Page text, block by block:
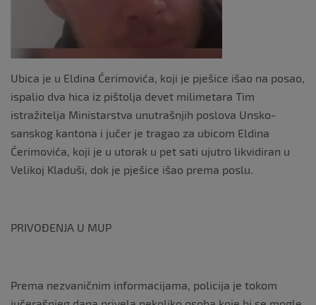
Ubica je u Eldina Ćerimovića, koji je pješice išao na posao,
ispalio dva hica iz pištolja devet milimetara Tim
istražitelja Ministarstva unutrašnjih poslova Unsko-
sanskog kantona i jučer je tragao za ubicom Eldina
Ćerimovića, koji je u utorak u pet sati ujutro likvidiran u
Velikoj Kladuši, dok je pješice išao prema poslu.
PRIVOĐENJA U MUP
Prema nezvaničnim informacijama, policija je tokom